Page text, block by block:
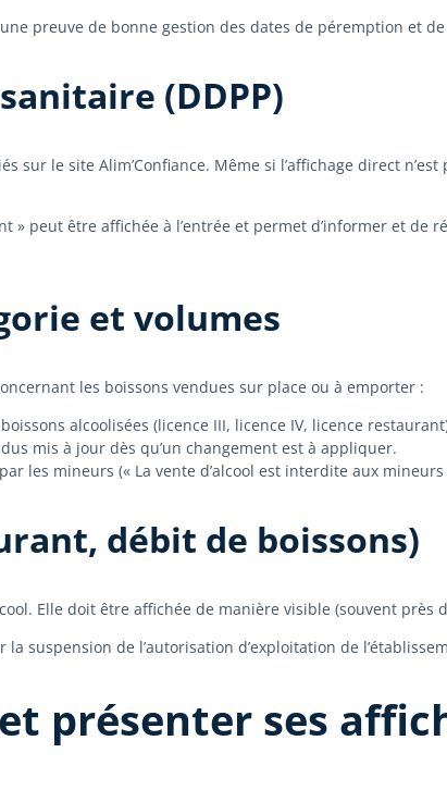
preuve de bonne gestion des dates de péremption et
(DDPP)
sur le site Alim’Confiance. Même si l’affichage direct
peut être affichée à l’entrée et permet d’informer et de
et volumes
les boissons vendues sur place ou à emporter :
alcoolisées (licence III, licence IV, licence
mis à jour dès qu’un changement est à appliquer.
les mineurs (« La vente d’alcool est interdite aux
débit de boissons)
Elle doit être affichée de manière visible (souvent
suspension de l’autorisation d’exploitation de
présenter ses